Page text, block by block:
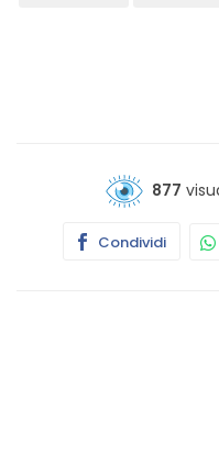
877
Condividi